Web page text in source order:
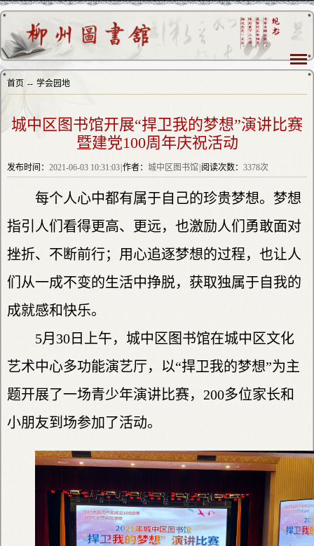
首页 -- 学会园地
城中区图书馆开展“捍卫我的梦想”演讲比赛
暨建党100周年庆祝活动
发布时间： 2021-06-03 10:31:03|作者： 城中区图书馆|阅读次数： 3378次
每个人心中都有属于自己的珍贵梦想。梦想
指引人们看得更高、更远，也激励人们勇敢面对
挫折、不断前行；用心追逐梦想的过程，也让人
们从一成不变的生活中挣脱，获取独属于自我的
成就感和快乐。
5月30日上午，城中区图书馆在城中区文化
艺术中心多功能演艺厅，以“捍卫我的梦想”为主
题开展了一场青少年演讲比赛，200多位家长和
小朋友到场参加了活动。